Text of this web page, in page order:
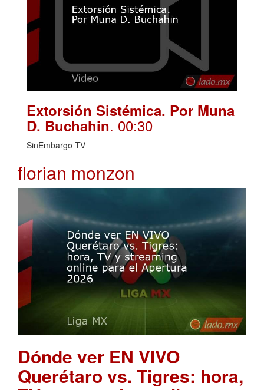
Extorsión Sistémica. Por Muna
D. Buchahin. 00:30
SinEmbargo TV
florian monzon
Dónde ver EN VIVO
Querétaro vs. Tigres: hora,